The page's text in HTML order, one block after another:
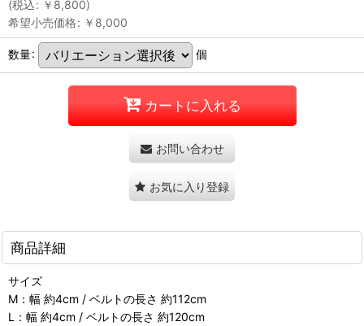
(税込: ￥ 8,800)
希望小売価格: ￥ 8,000
数量: 個
カートに入れる
お問い合わせ
お気に入り登録
商品詳細
サイズ
M：幅 約4cm / ベルトの長さ 約112cm
L：幅 約4cm / ベルトの長さ 約120cm